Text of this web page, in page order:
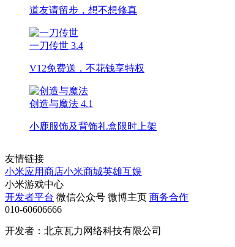
道友请留步，想不想修真
一刀传世 3.4
V12免费送，不花钱享特权
创造与魔法 4.1
小鹿服饰及背饰礼盒限时上架
友情链接
小米应用商店小米商城英雄互娱
小米游戏中心
开发者平台 微信公众号 微博主页 商务合作
010-60606666
开发者：北京瓦力网络科技有限公司